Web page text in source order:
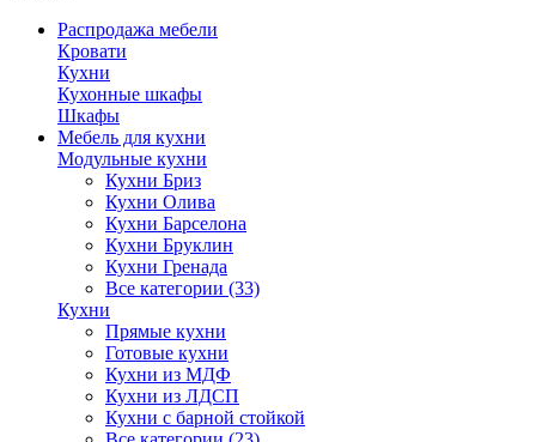
Распродажа мебели
Кровати
Кухни
Кухонные шкафы
Шкафы
Мебель для кухни
Модульные кухни
Кухни Бриз
Кухни Олива
Кухни Барселона
Кухни Бруклин
Кухни Гренада
Все категории (33)
Кухни
Прямые кухни
Готовые кухни
Кухни из МДФ
Кухни из ЛДСП
Кухни с барной стойкой